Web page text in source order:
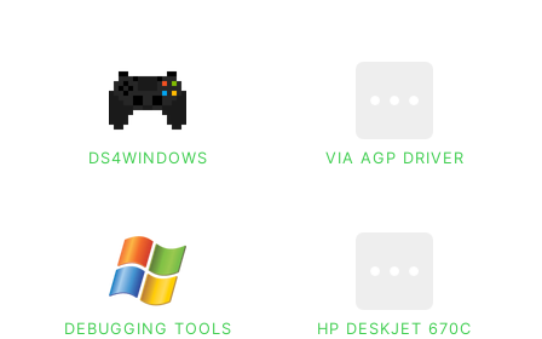
DS4WINDOWS VIA AGP DRIVER
DEBUGGING TOOLS
HP DESKJET 670C